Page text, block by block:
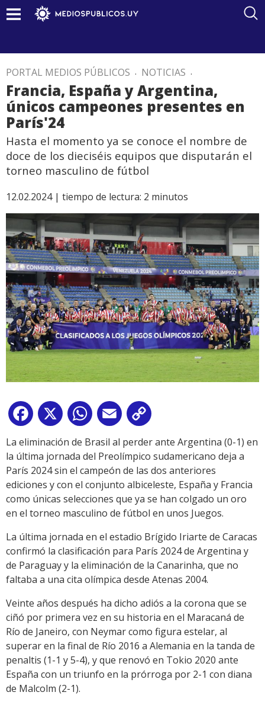
PORTAL MEDIOS PÚBLICOS . NOTICIAS .
Francia, España y Argentina,
únicos campeones presentes en
París'24
Hasta el momento ya se conoce el nombre de
doce de los dieciséis equipos que disputarán el
torneo masculino de fútbol
12.02.2024 | tiempo de lectura: 2 minutos
Facebook
X WhatsApp
Email
Link
La eliminación de Brasil al perder ante Argentina (0-1) en
la última jornada del Preolímpico sudamericano deja a
París 2024 sin el campeón de las dos anteriores
ediciones y con el conjunto albiceleste, España y Francia
como únicas selecciones que ya se han colgado un oro
en el torneo masculino de fútbol en unos Juegos.
La última jornada en el estadio Brígido Iriarte de Caracas
confirmó la clasificación para París 2024 de Argentina y
de Paraguay y la eliminación de la Canarinha, que no
faltaba a una cita olímpica desde Atenas 2004.
Veinte años después ha dicho adiós a la corona que se
ciñó por primera vez en su historia en el Maracaná de
Río de Janeiro, con Neymar como figura estelar, al
superar en la final de Río 2016 a Alemania en la tanda de
penaltis (1-1 y 5-4), y que renovó en Tokio 2020 ante
España con un triunfo en la prórroga por 2-1 con diana
de Malcolm (2-1).